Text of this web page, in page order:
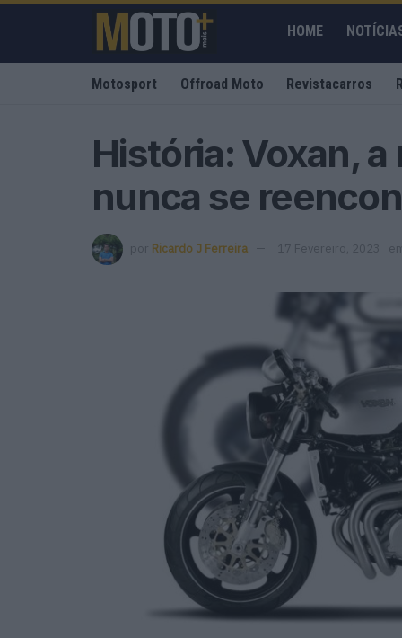
HOME
Motosport Offroad Moto Revistacarros
História: Voxan,
nunca se
por Ricardo J Ferreira 17 Fevereiro, 2023 em